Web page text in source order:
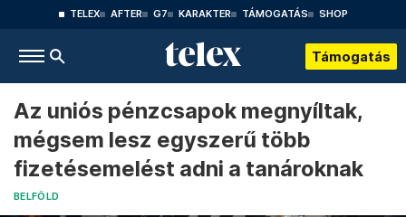
TELEX AFTER G7 KARAKTER TÁMOGATÁS SHOP
Támogatás
Az uniós pénzcsapok megnyíltak,
mégsem lesz egyszerű több
fizetésemelést adni a tanároknak
BELFÖLD